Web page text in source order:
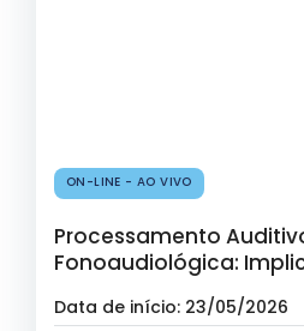
ON-LINE - AO VIVO
Processamento
Fonoaudiológica:
Avaliação e
Inscrição
Data de início: 23/05/2026